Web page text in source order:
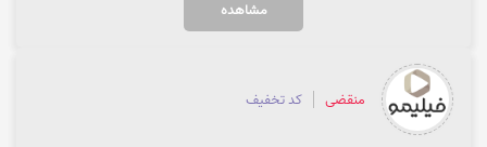
مشاهده
منقضی کد تخفیف